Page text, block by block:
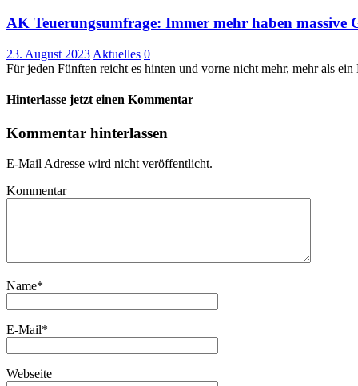
AK Teuerungsumfrage: Immer mehr haben massive
23. August 2023 Aktuelles 0
Für jeden Fünften reicht es hinten und vorne nicht mehr, mehr als
Hinterlasse jetzt einen Kommentar
Kommentar hinterlassen
E-Mail Adresse wird nicht veröffentlicht.
Kommentar
Name*
E-Mail*
Webseite